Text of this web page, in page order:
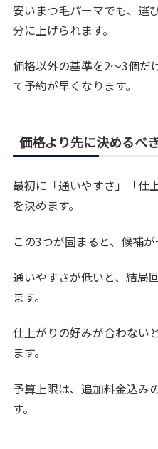
安いまつ毛パーマでも、選
分に上げられます。
価格以外の基準を2〜3個だ
て予約が早くなります。
価格より先に決めるべ
最初に「通いやすさ」「仕
を決めます。
この3つが固まると、候補が
通いやすさが低いと、結局
ます。
仕上がりの好みが合わない
ます。
予算上限は、追加料金込み
す。